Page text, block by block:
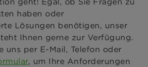
haben oder
Lösungen benötigen, unser
Ihnen gerne zur Verfügung.
uns per E-Mail, Telefon oder
, um Ihre Anforderungen